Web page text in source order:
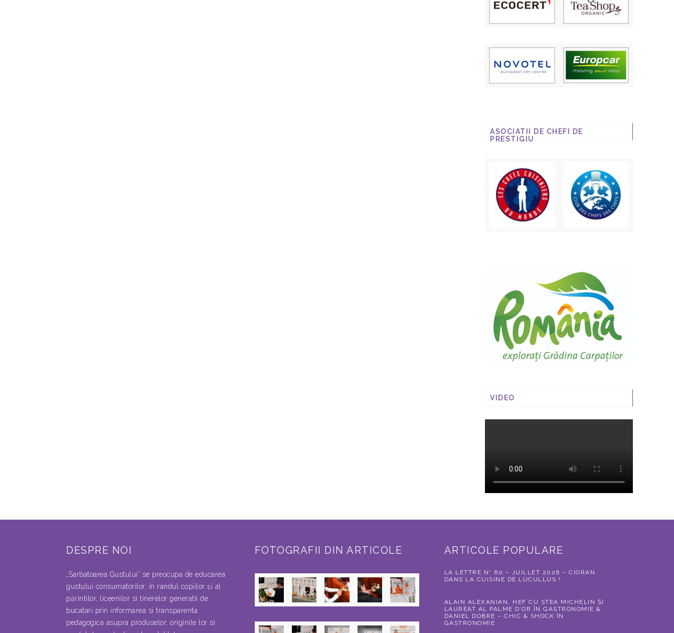
ASOCIATII DE CHEFI DE
PRESTIGIU
VIDEO
DESPRE NOI
„Sarbatoarea Gustului” se preocupa de educarea
gustului consumatorilor, în randul copiilor şi al
părintilor, liceenilor si tinerelor generatii de
bucatari prin informarea si transparenta
pedagogica asupra produselor, originile lor si
FOTOGRAFII DIN ARTICOLE ARTICOLE POPULARE
LA LETTRE N° 60 – JUILLET 2026 – CIORAN
DANS LA CUISINE DE LUCULLUS !
ALAIN ALEXANIAN, HEF CU STEA MICHELIN ȘI
LAUREAT AL PALME D’OR ÎN GASTRONOMIE &
DANIEL DOBRE – CHIC & SHOCK ÎN
GASTRONOMIE